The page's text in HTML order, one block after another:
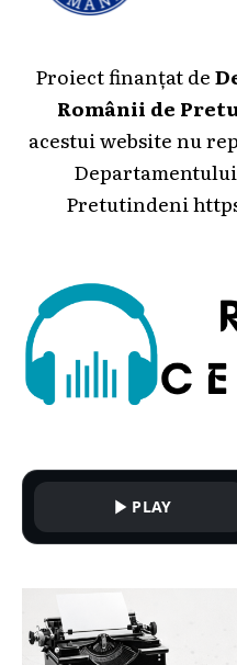
Proiect finanțat de
Românii de
acestui website nu
Pretutindeni
PLAY